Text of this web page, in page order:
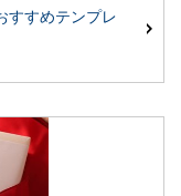
すすめテンプレ